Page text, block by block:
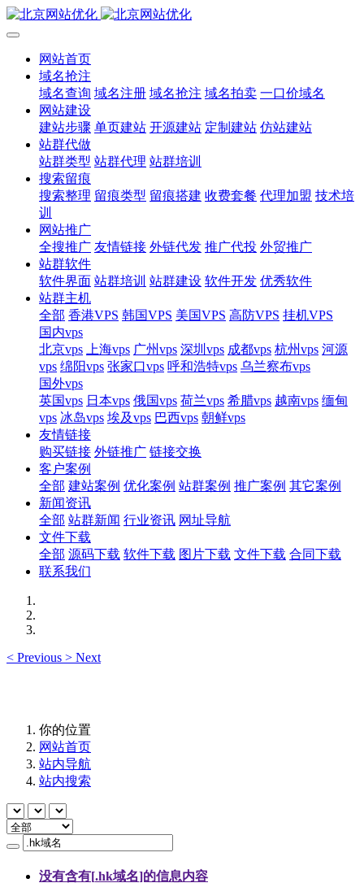
网站首页
域名抢注
域名查询 域名注册 域名抢注 域名拍卖 一口价域名
网站建设
建站步骤 单页建站 开源建站 定制建站 仿站建站
站群代做
站群类型 站群代理 站群培训
搜索留痕
搜索整理 留痕类型 留痕搭建 收费套餐 代理加盟 技术培
训
网站推广
全搜推广 友情链接 外链代发 推广代投 外贸推广
站群软件
软件界面 站群培训 站群建设 软件开发 优秀软件
站群主机
全部 香港VPS 韩国VPS 美国VPS 高防VPS 挂机VPS
国内vps
北京vps
上海vps 广州vps 深圳vps 成都vps 杭州vps 河源
vps 绵阳vps 张家口vps 呼和浩特vps 乌兰察布vps
国外vps
英国vps 日本vps 俄国vps 荷兰vps 希腊vps 越南vps 缅甸
vps 冰岛vps 埃及vps 巴西vps 朝鲜vps
友情链接
购买链接 外链推广 链接交换
客户案例
全部 建站案例 优化案例 站群案例 推广案例 其它案例
新闻资讯
全部 站群新闻 行业资讯 网址导航
文件下载
全部 源码下载 软件下载 图片下载 文件下载 合同下载
联系我们
< Previous > Next
你的位置
网站首页
站内导航
站内搜索
没有含有[.hk域名]的信息内容